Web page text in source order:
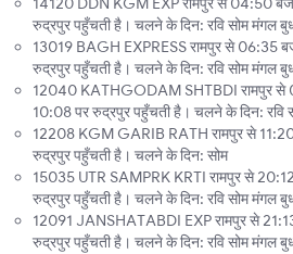
रुद्रपुर पहुँचती है। चलने के दिन: रवि सोम मंगल
13019 BAGH EXPRESS रामपुर से 06:35
रुद्रपुर पहुँचती है। चलने के दिन: रवि सोम मंगल
12040 KATHGODAM SHTBDI रामपुर
10:08 पर रुद्रपुर पहुँचती है। चलने के दिन: रवि
12208 KGM GARIB RATH रामपुर से
रुद्रपुर पहुँचती है। चलने के दिन: सोम
15035 UTR SAMPRK KRTI रामपुर से
रुद्रपुर पहुँचती है। चलने के दिन: रवि सोम मंगल
12091 JANSHATABDI EXP रामपुर से
रुद्रपुर पहुँचती है। चलने के दिन: रवि सोम मंगल